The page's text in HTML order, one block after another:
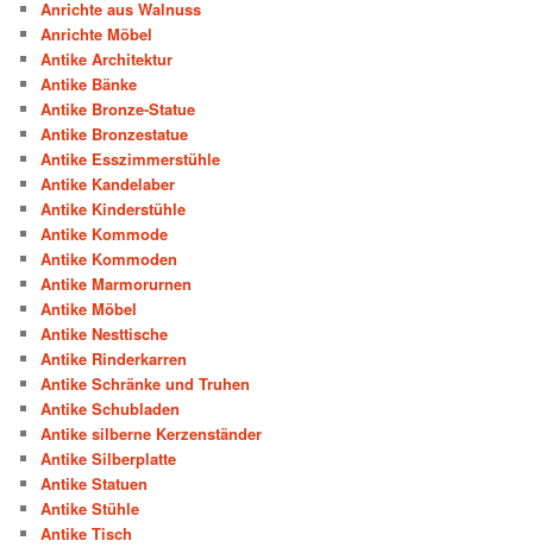
Anrichte aus Walnuss
Anrichte Möbel
Antike Architektur
Antike Bänke
Antike Bronze-Statue
Antike Bronzestatue
Antike Esszimmerstühle
Antike Kandelaber
Antike Kinderstühle
Antike Kommode
Antike Kommoden
Antike Marmorurnen
Antike Möbel
Antike Nesttische
Antike Rinderkarren
Antike Schränke und Truhen
Antike Schubladen
Antike silberne Kerzenständer
Antike Silberplatte
Antike Statuen
Antike Stühle
Antike Tisch